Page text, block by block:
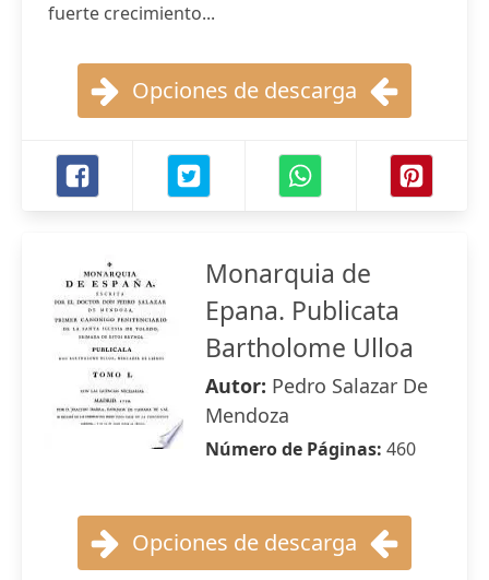
fuerte crecimiento...
Opciones de descarga
Monarquia de
Epana. Publicata
Bartholome Ulloa
Autor: Pedro Salazar De
Mendoza
Número de Páginas: 460
Opciones de descarga